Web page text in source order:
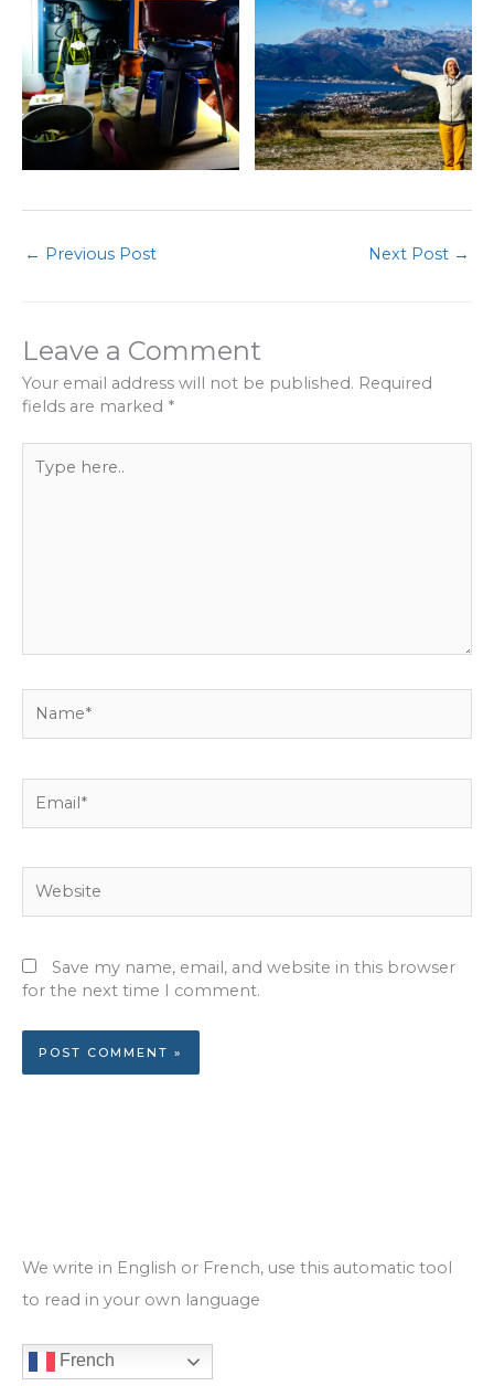
← Previous Post Next Post →
Leave a Comment
Your email address will not be published. Required
fields are marked *
here..
Save my name, email, and website in this browser
for the next time I comment.
We write in English or French, use this automatic tool
to read in your own language
French